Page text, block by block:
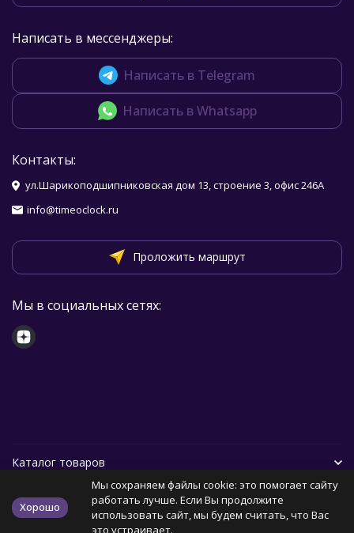
Написать в мессенджеры:
Написать в Telegram
Написать в Whatsapp
Контакты:
ул.Шарикоподшипниковская дом 13, строение 3, офис 246А
info@timeoclock.ru
Проложить маршрут
Мы в социальных сетях:
Каталог товаров
Помощь
Хорошо
Мы сохраняем файлы cookie: это помогает сайту
работать лучше. Если Вы продолжите
использовать сайт, мы будем считать, что Вас
это устраивает.